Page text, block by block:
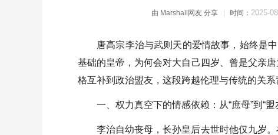
由 Marshall网友 分享 时间： 2025-
唐高宗李治与武则天的爱情故事，始终是
基础的皇帝，为何会对大自己四岁、曾是父亲
格互补到政治盟友，这段跨越伦理与传统的关系
一、权力真空下的情感依赖：从“庶母”到“盟
李治自幼丧母，长孙皇后去世时他仅九岁
李世民杀单雄信连徐茂公都救不
了：权力博弈下的必然选择
武则天为什么将皇位归还李氏？
诗仙李白身世探秘：是皇室同宗